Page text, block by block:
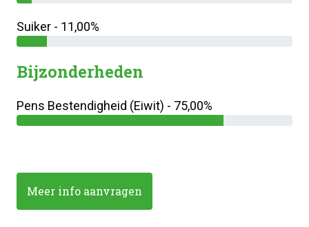
Suiker - 11,00%
Bijzonderheden
Pens Bestendigheid (Eiwit) - 75,00%
Meer info aanvragen